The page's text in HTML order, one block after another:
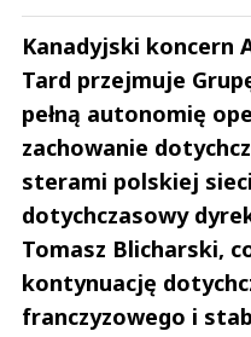
Kanadyjski koncern
Tard przejmuje
pełną autonomię
zachowanie
sterami polskiej
dotychczasowy
Tomasz Blicharski,
kontynuację
franczyzowego i